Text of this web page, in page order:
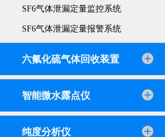
SF6气体泄漏定量监控系统
SF6气体泄漏定量报警系统
六氟化硫气体回收装置
智能微水露点仪
纯度分析仪